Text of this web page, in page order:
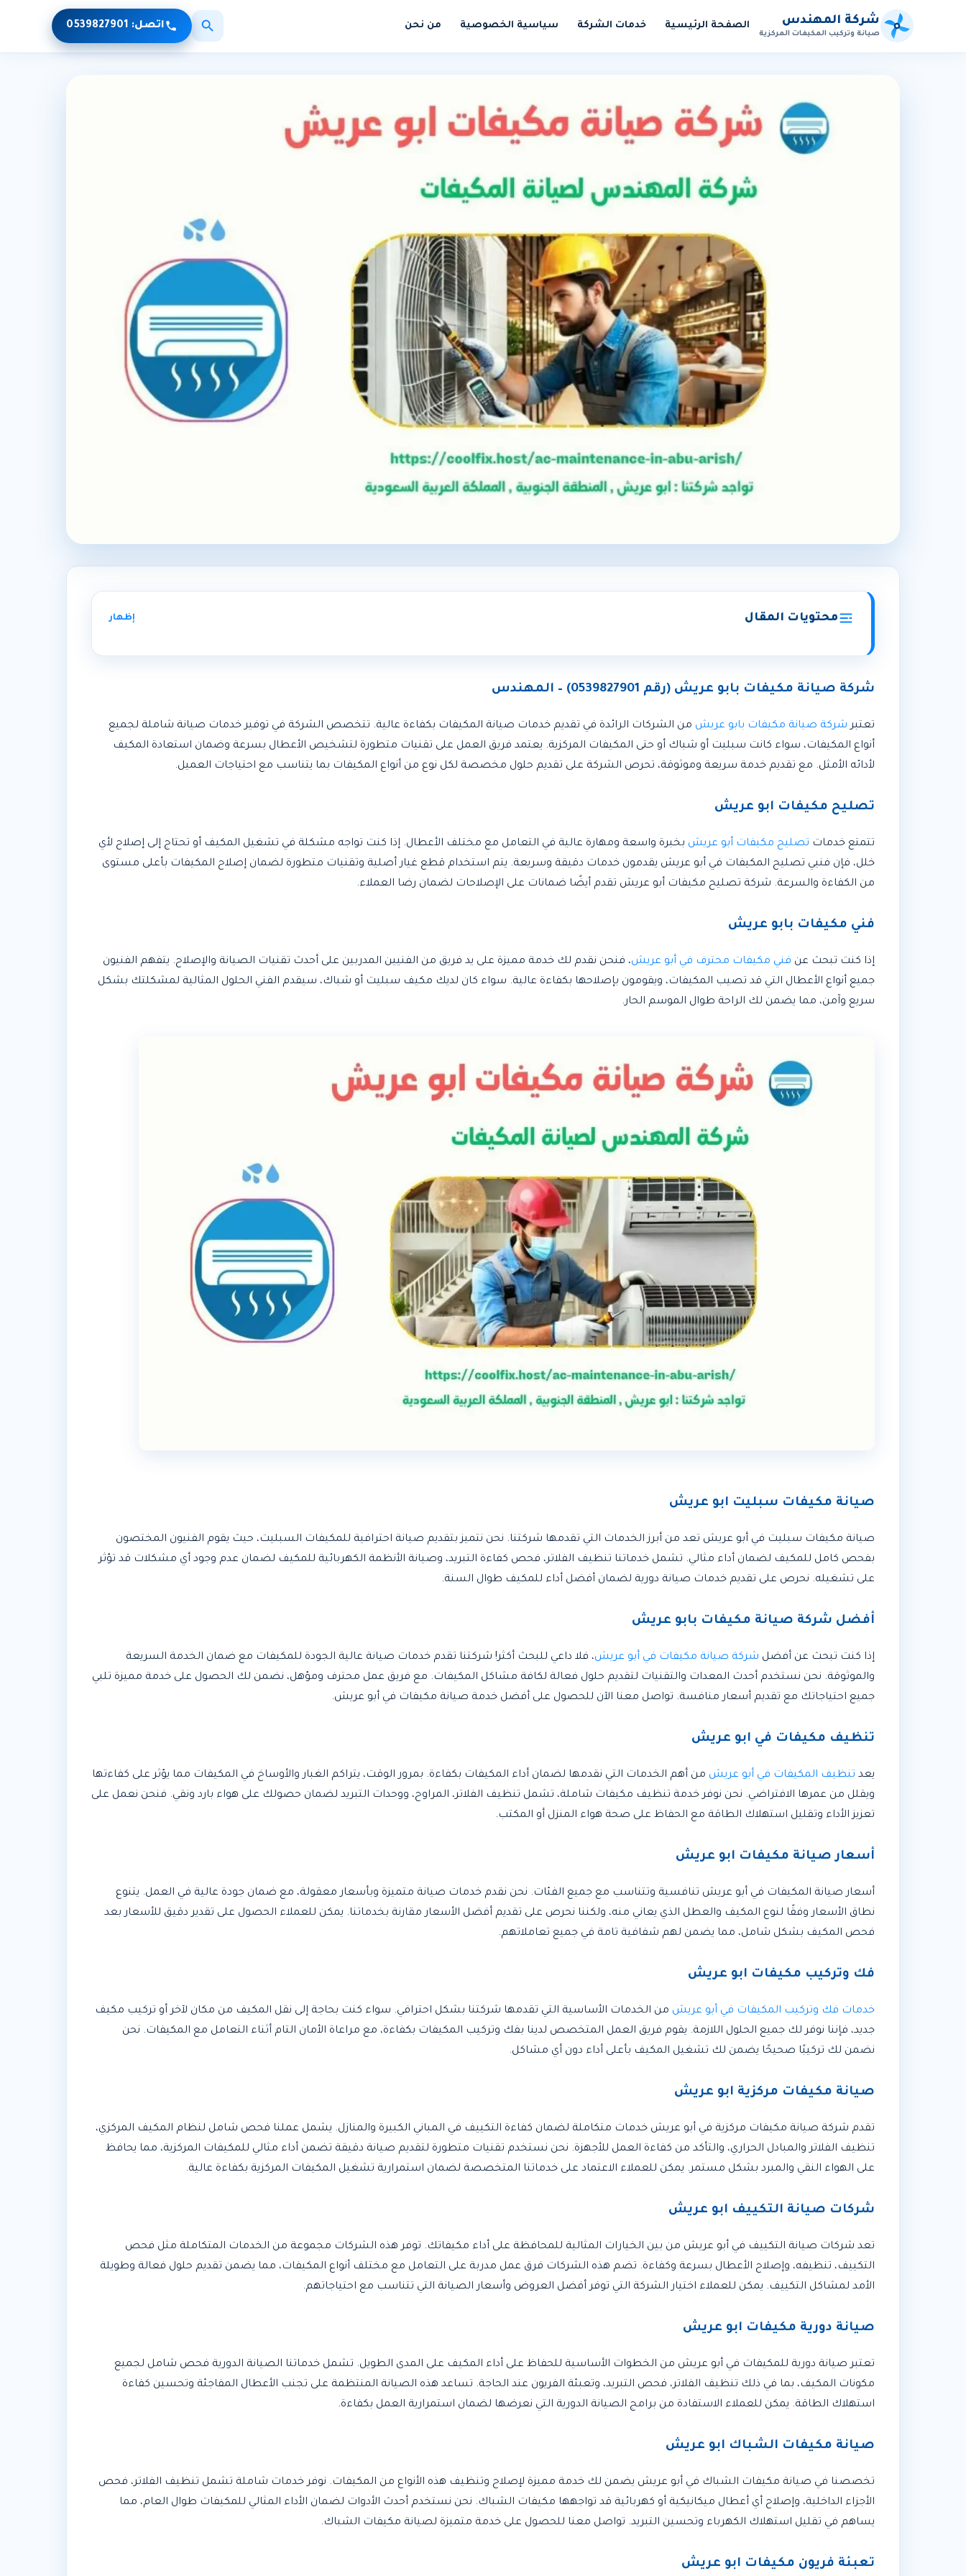
شركة المهندس
صيانة وتركيب المكيفات المركزية
الصفحة الرئيسية خدمات الشركة سياسية الخصوصية من نحن اتصل: 0539827901
صيانة مكيفات تركيب تنظيف
شركة صيانة مكيفات بابو عريش (رقم 0539827901) – المهندس
محتويات المقال إظهار
شركة صيانة مكيفات بابو عريش (رقم 0539827901) – المهندس
تعتبر شركة صيانة مكيفات بابو عريش من الشركات الرائدة في تقديم خدمات صيانة المكيفات بكفاءة عالية. تتخصص الشركة في توفير خدمات صيانة شاملة لجميع
أنواع المكيفات، سواء كانت سبليت أو شباك أو حتى المكيفات المركزية. يعتمد فريق العمل على تقنيات متطورة لتشخيص الأعطال بسرعة وضمان استعادة المكيف
لأدائه الأمثل. مع تقديم خدمة سريعة وموثوقة، تحرص الشركة على تقديم حلول مخصصة لكل نوع من أنواع المكيفات بما يتناسب مع احتياجات العميل.
تصليح مكيفات ابو عريش
تتمتع خدمات تصليح مكيفات أبو عريش بخبرة واسعة ومهارة عالية في التعامل مع مختلف الأعطال. إذا كنت تواجه مشكلة في تشغيل المكيف أو تحتاج إلى إصلاح لأي
خلل، فإن فنيي تصليح المكيفات في أبو عريش يقدمون خدمات دقيقة وسريعة. يتم استخدام قطع غيار أصلية وتقنيات متطورة لضمان إصلاح المكيفات بأعلى مستوى
من الكفاءة والسرعة. شركة تصليح مكيفات أبو عريش تقدم أيضًا ضمانات على الإصلاحات لضمان رضا العملاء.
فني مكيفات بابو عريش
إذا كنت تبحث عن فني مكيفات محترف في أبو عريش، فنحن نقدم لك خدمة مميزة على يد فريق من الفنيين المدربين على أحدث تقنيات الصيانة والإصلاح. يتفهم الفنيون
جميع أنواع الأعطال التي قد تصيب المكيفات، ويقومون بإصلاحها بكفاءة عالية. سواء كان لديك مكيف سبليت أو شباك، سيقدم الفني الحلول المثالية لمشكلتك بشكل
سريع وآمن، مما يضمن لك الراحة طوال الموسم الحار.
صيانة مكيفات سبليت ابو عريش
صيانة مكيفات سبليت في أبو عريش تعد من أبرز الخدمات التي تقدمها شركتنا. نحن نتميز بتقديم صيانة احترافية للمكيفات السبليت، حيث يقوم الفنيون المختصون
بفحص كامل للمكيف لضمان أداء مثالي. تشمل خدماتنا تنظيف الفلاتر، فحص كفاءة التبريد، وصيانة الأنظمة الكهربائية للمكيف لضمان عدم وجود أي مشكلات قد تؤثر
على تشغيله. نحرص على تقديم خدمات صيانة دورية لضمان أفضل أداء للمكيف طوال السنة.
أفضل شركة صيانة مكيفات بابو عريش
إذا كنت تبحث عن أفضل شركة صيانة مكيفات في أبو عريش، فلا داعي للبحث أكثر! شركتنا تقدم خدمات صيانة عالية الجودة للمكيفات مع ضمان الخدمة السريعة
والموثوقة. نحن نستخدم أحدث المعدات والتقنيات لتقديم حلول فعالة لكافة مشاكل المكيفات. مع فريق عمل محترف ومؤهل، نضمن لك الحصول على خدمة مميزة تلبي
جميع احتياجاتك مع تقديم أسعار منافسة. تواصل معنا الآن للحصول على أفضل خدمة صيانة مكيفات في أبو عريش.
تنظيف مكيفات في ابو عريش
يعد تنظيف المكيفات في أبو عريش من أهم الخدمات التي نقدمها لضمان أداء المكيفات بكفاءة. بمرور الوقت، يتراكم الغبار والأوساخ في المكيفات مما يؤثر على كفاءتها
ويقلل من عمرها الافتراضي. نحن نوفر خدمة تنظيف مكيفات شاملة، تشمل تنظيف الفلاتر، المراوح، ووحدات التبريد لضمان حصولك على هواء بارد ونقي. فنحن نعمل على
تعزيز الأداء وتقليل استهلاك الطاقة مع الحفاظ على صحة هواء المنزل أو المكتب.
أسعار صيانة مكيفات ابو عريش
أسعار صيانة المكيفات في أبو عريش تنافسية وتتناسب مع جميع الفئات. نحن نقدم خدمات صيانة متميزة وبأسعار معقولة، مع ضمان جودة عالية في العمل. يتنوع
نطاق الأسعار وفقًا لنوع المكيف والعطل الذي يعاني منه، ولكننا نحرص على تقديم أفضل الأسعار مقارنة بخدماتنا. يمكن للعملاء الحصول على تقدير دقيق للأسعار بعد
فحص المكيف بشكل شامل، مما يضمن لهم شفافية تامة في جميع تعاملاتهم.
فك وتركيب مكيفات ابو عريش
خدمات فك وتركيب المكيفات في أبو عريش من الخدمات الأساسية التي تقدمها شركتنا بشكل احترافي. سواء كنت بحاجة إلى نقل المكيف من مكان لآخر أو تركيب مكيف
جديد، فإننا نوفر لك جميع الحلول اللازمة. يقوم فريق العمل المتخصص لدينا بفك وتركيب المكيفات بكفاءة، مع مراعاة الأمان التام أثناء التعامل مع المكيفات. نحن
نضمن لك تركيبًا صحيحًا يضمن لك تشغيل المكيف بأعلى أداء دون أي مشاكل.
صيانة مكيفات مركزية ابو عريش
تقدم شركة صيانة مكيفات مركزية في أبو عريش خدمات متكاملة لضمان كفاءة التكييف في المباني الكبيرة والمنازل. يشمل عملنا فحص شامل لنظام المكيف المركزي،
تنظيف الفلاتر والمبادل الحراري، والتأكد من كفاءة العمل للأجهزة. نحن نستخدم تقنيات متطورة لتقديم صيانة دقيقة تضمن أداء مثالي للمكيفات المركزية، مما يحافظ
على الهواء النقي والمبرد بشكل مستمر. يمكن للعملاء الاعتماد على خدماتنا المتخصصة لضمان استمرارية تشغيل المكيفات المركزية بكفاءة عالية.
شركات صيانة التكييف ابو عريش
تعد شركات صيانة التكييف في أبو عريش من بين الخيارات المثالية للمحافظة على أداء مكيفاتك. توفر هذه الشركات مجموعة من الخدمات المتكاملة مثل فحص
التكييف، تنظيفه، وإصلاح الأعطال بسرعة وكفاءة. تضم هذه الشركات فرق عمل مدربة على التعامل مع مختلف أنواع المكيفات، مما يضمن تقديم حلول فعالة وطويلة
الأمد لمشاكل التكييف. يمكن للعملاء اختيار الشركة التي توفر أفضل العروض وأسعار الصيانة التي تتناسب مع احتياجاتهم.
صيانة دورية مكيفات ابو عريش
تعتبر صيانة دورية للمكيفات في أبو عريش من الخطوات الأساسية للحفاظ على أداء المكيف على المدى الطويل. تشمل خدماتنا الصيانة الدورية فحص شامل لجميع
مكونات المكيف، بما في ذلك تنظيف الفلاتر، فحص التبريد، وتعبئة الفريون عند الحاجة. تساعد هذه الصيانة المنتظمة على تجنب الأعطال المفاجئة وتحسين كفاءة
استهلاك الطاقة. يمكن للعملاء الاستفادة من برامج الصيانة الدورية التي نعرضها لضمان استمرارية العمل بكفاءة.
صيانة مكيفات الشباك ابو عريش
تخصصنا في صيانة مكيفات الشباك في أبو عريش يضمن لك خدمة مميزة لإصلاح وتنظيف هذه الأنواع من المكيفات. نوفر خدمات شاملة تشمل تنظيف الفلاتر، فحص
الأجزاء الداخلية، وإصلاح أي أعطال ميكانيكية أو كهربائية قد تواجهها مكيفات الشباك. نحن نستخدم أحدث الأدوات لضمان الأداء المثالي للمكيفات طوال العام، مما
يساهم في تقليل استهلاك الكهرباء وتحسين التبريد. تواصل معنا للحصول على خدمة متميزة لصيانة مكيفات الشباك.
تعبئة فريون مكيفات ابو عريش